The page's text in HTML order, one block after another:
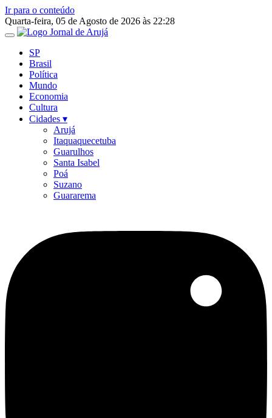
Ir para o conteúdo
Quarta-feira, 05 de Agosto de 2026 às 22:28
SP
Brasil
Política
Mundo
Economia
Cultura
Cidades ▾
Arujá
Itaquaquecetuba
Guarulhos
Santa Isabel
Poá
Suzano
Guararema